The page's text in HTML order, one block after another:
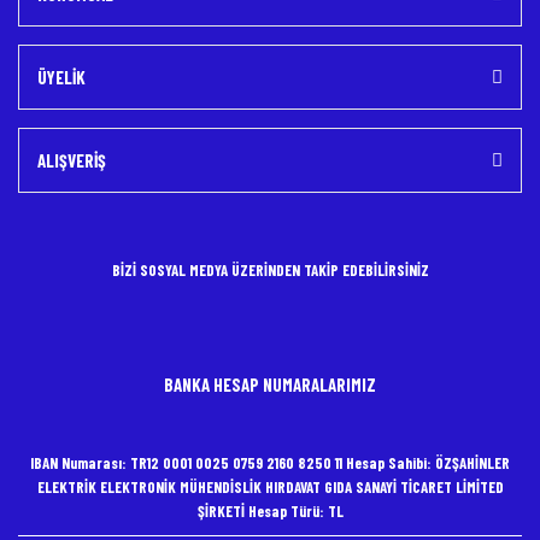
ÜYELİK
ALIŞVERİŞ
BİZİ SOSYAL MEDYA ÜZERİNDEN TAKİP EDEBİLİRSİNİZ
BANKA HESAP NUMARALARIMIZ
IBAN Numarası: TR12 0001 0025 0759 2160 8250 11 Hesap Sahibi: ÖZŞAHİNLER
ELEKTRİK ELEKTRONİK MÜHENDİSLİK HIRDAVAT GIDA SANAYİ TİCARET LİMİTED
ŞİRKETİ Hesap Türü: TL